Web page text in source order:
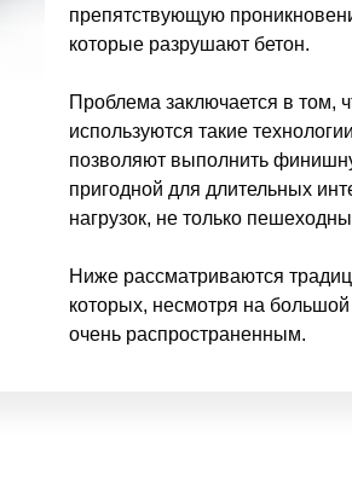
препятствующую
которые разрушают бетон.
Проблема заключается в том,
используются такие
позволяют выполнить
пригодной для длительных
нагрузок, не только
Ниже рассматриваются
которых, несмотря на
очень распространенным.